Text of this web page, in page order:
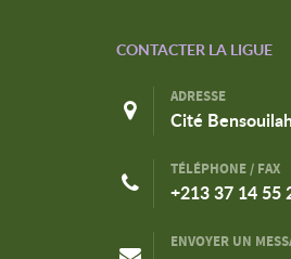
CONTACTER LA LIGUE
ADRESSE
Cité
TÉLÉPHONE / FAX
+213 37 14 55
ENVOYER UN